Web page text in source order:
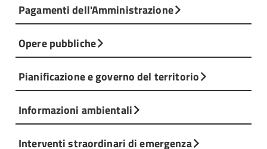
Pagamenti dell'Amministrazione
Opere pubbliche
Pianificazione e governo del territorio
Informazioni ambientali
Interventi straordinari di emergenza